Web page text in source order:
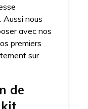
Aussi nous
avec nos
premiers
sur
de